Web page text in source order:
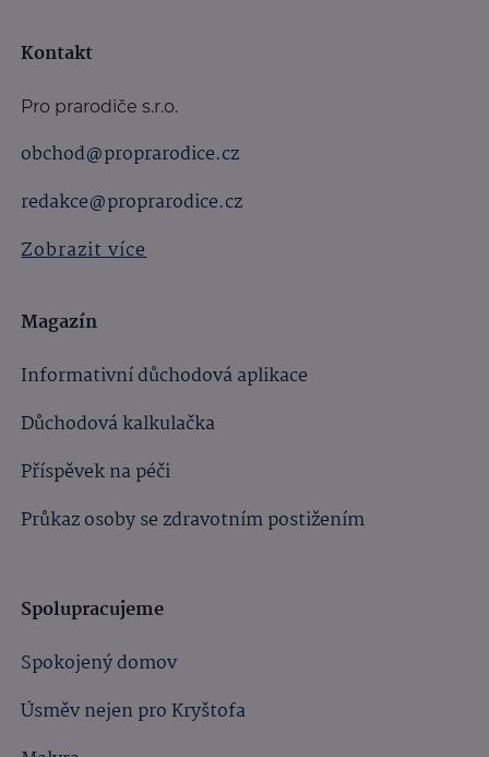
Kontakt
Pro prarodiče s.r.o.
obchod@proprarodice.cz
redakce@proprarodice.cz
Zobrazit více
Magazín
Informativní důchodová aplikace
Důchodová kalkulačka
Příspěvek na péči
Průkaz osoby se zdravotním postižením
Spolupracujeme
Spokojený domov
Úsměv nejen pro Kryštofa